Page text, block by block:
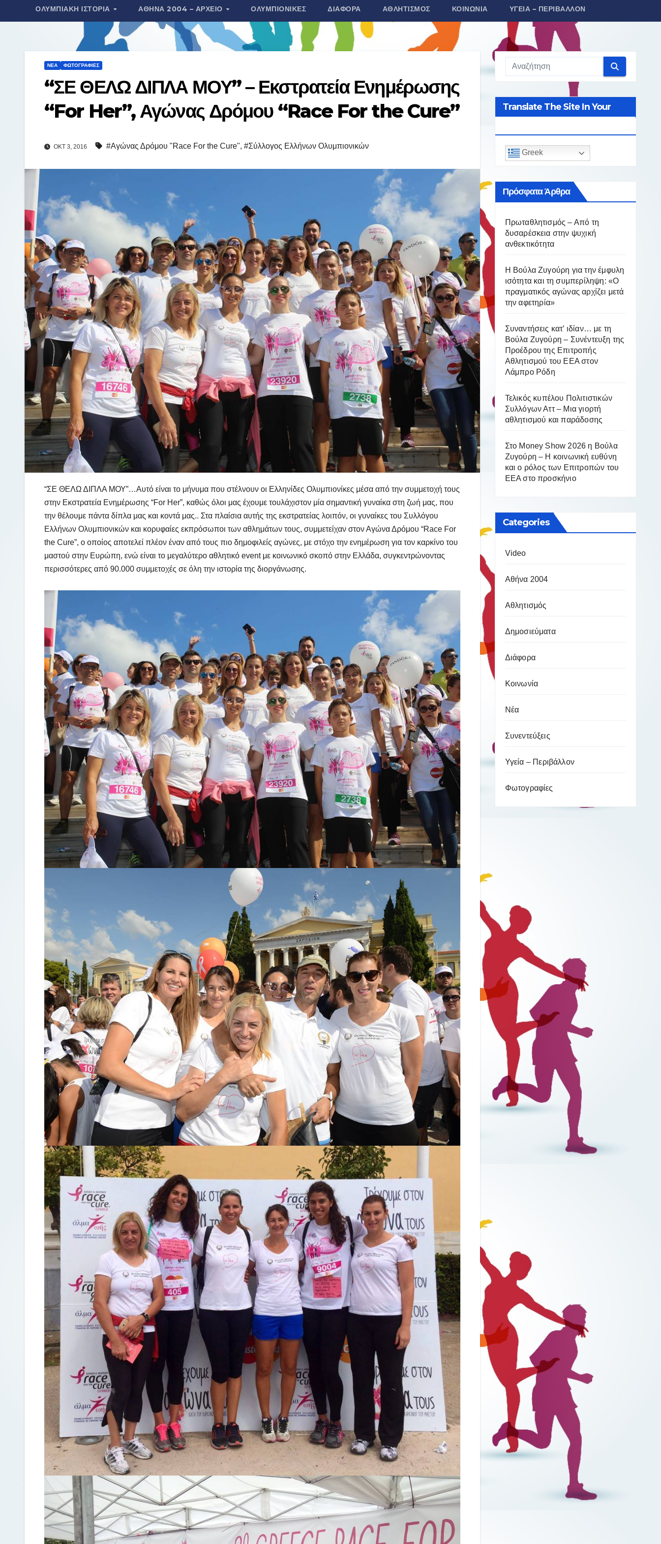
ΟΛΥΜΠΙΑΚΉ ΙΣΤΟΡΊΑ ΑΘΉΝΑ 2004 – ΑΡΧΕΊΟ ΟΛΥΜΠΙΟΝΊΚΕΣ ΔΙΆΦΟΡΑ ΑΘΛΗΤΙΣΜΌΣ ΚΟΙΝΩΝΊΑ ΥΓΕΊΑ – ΠΕΡΙΒΆΛΛΟΝ
ΝΈΑ ΦΩΤΟΓΡΑΦΊΕΣ
“ΣΕ ΘΕΛΩ ΔΙΠΛΑ ΜΟΥ” – Εκστρατεία Ενημέρωσης
“For Her”, Αγώνας Δρόμου “Race For the Cure”
ΟΚΤ 3, 2016 #Αγώνας Δρόμου "Race For the Cure", #Σύλλογος Ελλήνων Ολυμπιονικών
“ΣΕ ΘΕΛΩ ΔΙΠΛΑ ΜΟΥ”…Αυτό είναι το μήνυμα που στέλνουν οι Ελληνίδες Ολυμπιονίκες μέσα από την συμμετοχή τους
στην Εκστρατεία Ενημέρωσης “For Her”, καθώς όλοι μας έχουμε τουλάχιστον μία σημαντική γυναίκα στη ζωή μας, που
την θέλουμε πάντα δίπλα μας και κοντά μας.. Στα πλαίσια αυτής της εκστρατείας λοιπόν, οι γυναίκες του Συλλόγου
Ελλήνων Ολυμπιονικών και κορυφαίες εκπρόσωποι των αθλημάτων τους, συμμετείχαν στον Αγώνα Δρόμου “Race For
the Cure”, o oποίος αποτελεί πλέον έναν από τους πιο δημοφιλείς αγώνες, με στόχο την ενημέρωση για τον καρκίνο του
μαστού στην Ευρώπη, ενώ είναι το μεγαλύτερο αθλητικό event με κοινωνικό σκοπό στην Ελλάδα, συγκεντρώνοντας
περισσότερες από 90.000 συμμετοχές σε όλη την ιστορία της διοργάνωσης.
Translate The Site In Your
Greek
Πρόσφατα Άρθρα
Πρωταθλητισμός – Από τη
δυσαρέσκεια στην ψυχική
ανθεκτικότητα
Η Βούλα Ζυγούρη για την έμφυλη
ισότητα και τη συμπερίληψη: «Ο
πραγματικός αγώνας αρχίζει μετά
την αφετηρία»
Συναντήσεις κατ’ ιδίαν… με τη
Βούλα Ζυγούρη – Συνέντευξη της
Προέδρου της Επιτροπής
Αθλητισμού του ΕΕΑ στον
Λάμπρο Ρόδη
Τελικός κυπέλου Πολιτιστικών
Συλλόγων Αττ – Μια γιορτή
αθλητισμού και παράδοσης
Στο Money Show 2026 η Βούλα
Ζυγούρη – Η κοινωνική ευθύνη
και ο ρόλος των Επιτροπών του
ΕΕΑ στο προσκήνιο
Categories
Video
Αθήνα 2004
Αθλητισμός
Δημοσιεύματα
Διάφορα
Κοινωνία
Νέα
Συνεντεύξεις
Υγεία – Περιβάλλον
Φωτογραφίες